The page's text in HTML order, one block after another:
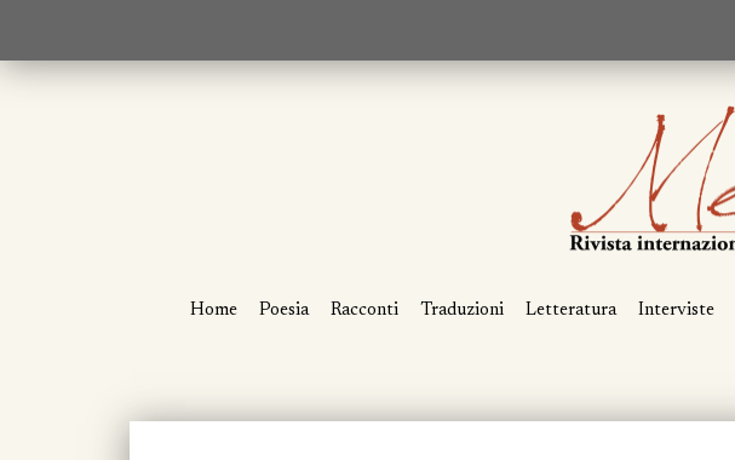
Home Poesia Racconti Traduzioni Letteratura Interviste